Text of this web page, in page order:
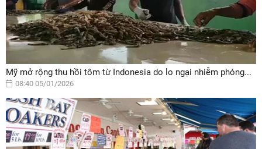
Mỹ mở rộng thu hồi tôm từ Indonesia do lo ngại nhiễm phóng...
08:40 05/01/2026